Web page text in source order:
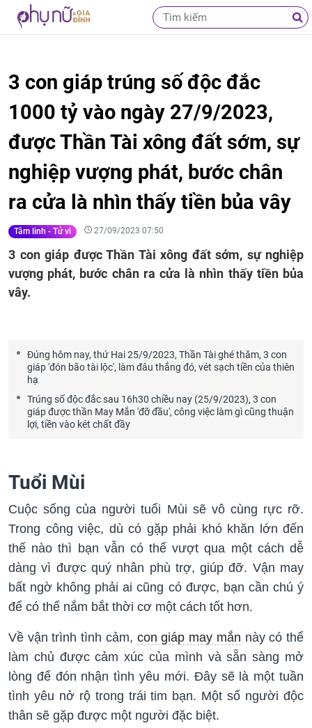
3 con giáp trúng số độc đắc
1000 tỷ vào ngày 27/9/2023,
được Thần Tài xông đất sớm, sự
nghiệp vượng phát, bước chân
ra cửa là nhìn thấy tiền bủa vây
Tâm linh - Tử vi 27/09/2023 07:50
3 con giáp được Thần Tài xông đất sớm, sự nghiệp
vượng phát, bước chân ra cửa là nhìn thấy tiền bủa
vây.
Đúng hôm nay, thứ Hai 25/9/2023, Thần Tài ghé thăm, 3 con
giáp 'đón bão tài lộc', làm đâu thắng đó, vét sạch tiền của thiên
hạ
Trúng số độc đắc sau 16h30 chiều nay (25/9/2023), 3 con
giáp được thần May Mắn 'đỡ đầu', công việc làm gì cũng thuận
lợi, tiền vào két chất đầy
Tuổi Mùi
Cuộc sống của người tuổi Mùi sẽ vô cùng rực rỡ.
Trong công việc, dù có gặp phải khó khăn lớn đến
thế nào thì bạn vẫn có thể vượt qua một cách dễ
dàng vì được quý nhân phù trợ, giúp đỡ. Vận may
bất ngờ không phải ai cũng có được, bạn cần chú ý
để có thể nắm bắt thời cơ một cách tốt hơn.
Về vận trình tình cảm, con giáp may mắn này có thể
làm chủ được cảm xúc của mình và sẵn sàng mở
lòng để đón nhận tình yêu mới. Đây sẽ là một tuần
tình yêu nở rộ trong trái tim bạn. Một số người độc
thân sẽ gặp được một người đặc biệt.